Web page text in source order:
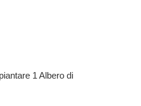
1 Albero di